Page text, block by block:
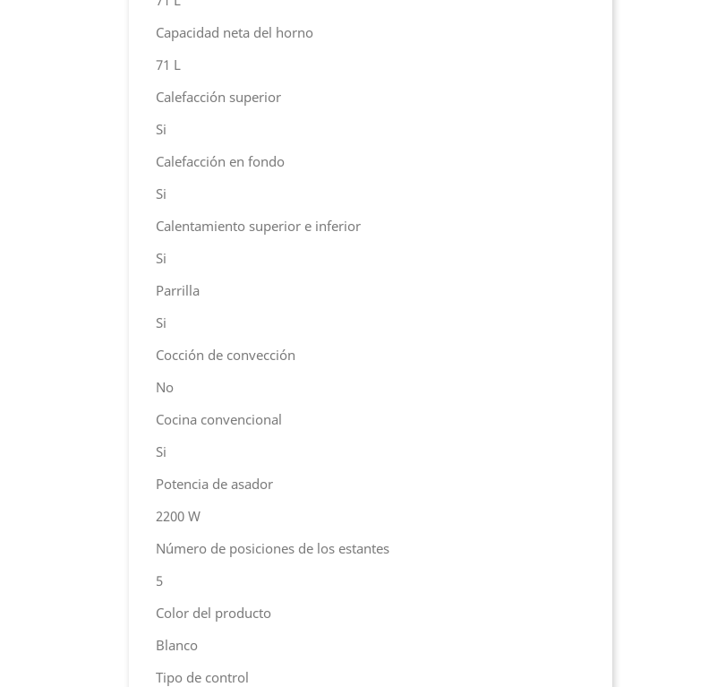
Capacidad neta del horno
71 L
Calefacción superior
Si
Calefacción en fondo
Si
Calentamiento superior e inferior
Si
Parrilla
Si
Cocción de convección
No
Cocina convencional
Si
Potencia de asador
2200 W
Número de posiciones de los estantes
5
Color del producto
Blanco
Tipo de control